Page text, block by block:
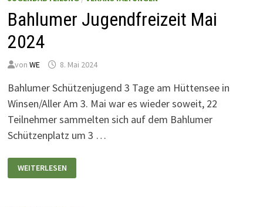
Bahlumer Jugendfreizeit Mai
2024
von WE 8. Mai 2024
Bahlumer Schützenjugend 3 Tage am Hüttensee in
Winsen/Aller Am 3. Mai war es wieder soweit, 22
Teilnehmer sammelten sich auf dem Bahlumer
Schützenplatz um 3 …
JUGENDFREIZEIT
MAI
WEITERLESEN